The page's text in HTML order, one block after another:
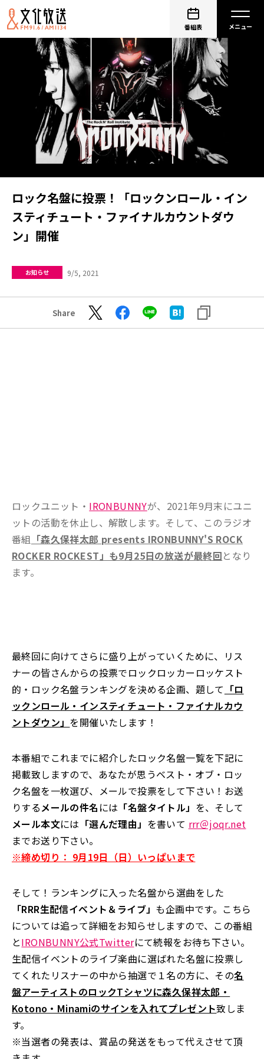
番組表
ロック名盤に投票！「ロックンロール・イン
スティチュート・ファイナルカウントダウ
ン」開催
お知らせ 9/5, 2021
Share
ロックユニット・ IRONBUNNYが、2021年9月末にユニ
ットの活動を休止し、解散します。そして、このラジオ
番組 「森久保祥太郎 presents IRONBUNNY'S ROCK
ROCKER ROCKEST」も9月25日の放送が最終回となり
ます。
最終回に向けてさらに盛り上がっていくために、リス
ナーの皆さんからの投票でロックロッカーロッケスト
的・ロック名盤ランキングを決める企画、題して 「ロ
ックンロール・インスティチュート・ファイナルカウ
ントダウン」 を開催いたします！
本番組でこれまでに紹介したロック名盤一覧を下記に
掲載致しますので、あなたが思うベスト・オブ・ロッ
ク名盤を一枚選び、メールで投票をして下さい！お送
りするメールの件名 には 「名盤タイトル」 を、そして
メール本文には 「選んだ理由」 を書いて rrr＠joqr.net
までお送り下さい。
※締め切り： 9月19日（日）いっぱいまで
そして！ランキングに入った名盤から選曲をした
「RRR生配信イベント＆ライブ」 も企画中です。こちら
については追って詳細をお知らせしますので、この番組
とIRONBUNNY公式Twitterにて続報をお待ち下さい。
生配信イベントのライブ楽曲に選ばれた名盤に投票し
てくれたリスナーの中から抽選で１名の方に、その名
盤アーティストのロックTシャツに森久保祥太郎・
Kotono・Minamiのサインを入れてプレゼント致しま
す。
※当選者の発表は、賞品の発送をもって代えさせて頂